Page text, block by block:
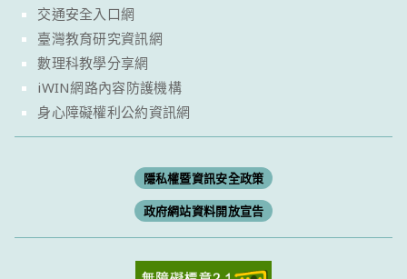
交通安全入口網
臺灣教育研究資訊網
數理科教學分享網
iWIN網路內容防護機構
身心障礙權利公約資訊網
隱私權暨資訊安全政策
政府網站資料開放宣告